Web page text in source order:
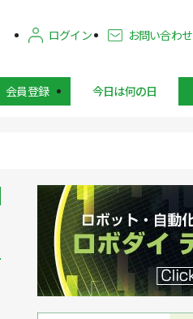
ログイン お問い合わせ
会員登録 今日は何の日